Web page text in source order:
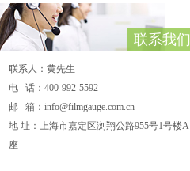
联系我们
联系人：黄先生
电 话：400-992-5592
邮 箱：info@filmgauge.com.cn
地 址：上海市嘉定区浏翔公路955号1号楼A
座